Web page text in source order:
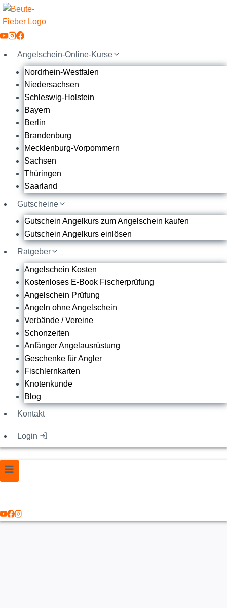
Zum
Inhalt
springen
Angelschein-Online-Kurse
Nordrhein-Westfalen
Niedersachsen
Schleswig-Holstein
Bayern
Berlin
Brandenburg
Mecklenburg-Vorpommern
Sachsen
Thüringen
Saarland
Gutscheine
Gutschein Angelkurs zum Angelschein kaufen
Gutschein Angelkurs einlösen
Ratgeber
Angelschein Kosten
Kostenloses E-Book Fischerprüfung
Angelschein Prüfung
Angeln ohne Angelschein
Verbände / Vereine
Schonzeiten
Anfänger Angelausrüstung
Geschenke für Angler
Fischlernkarten
Knotenkunde
Blog
Kontakt
Login